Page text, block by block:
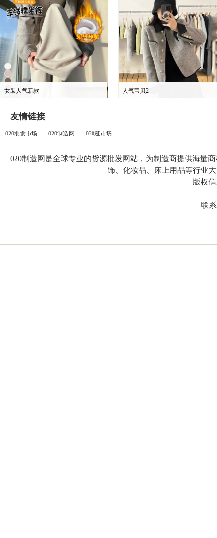
女装人气新款 人气宝贝2
友情链接
020批发市场 020制造网 020逛市场
020制造网是全球专业的货源批发网站，为制造商提供海量
饰、化妆品、床上用品等行业
版权信
联